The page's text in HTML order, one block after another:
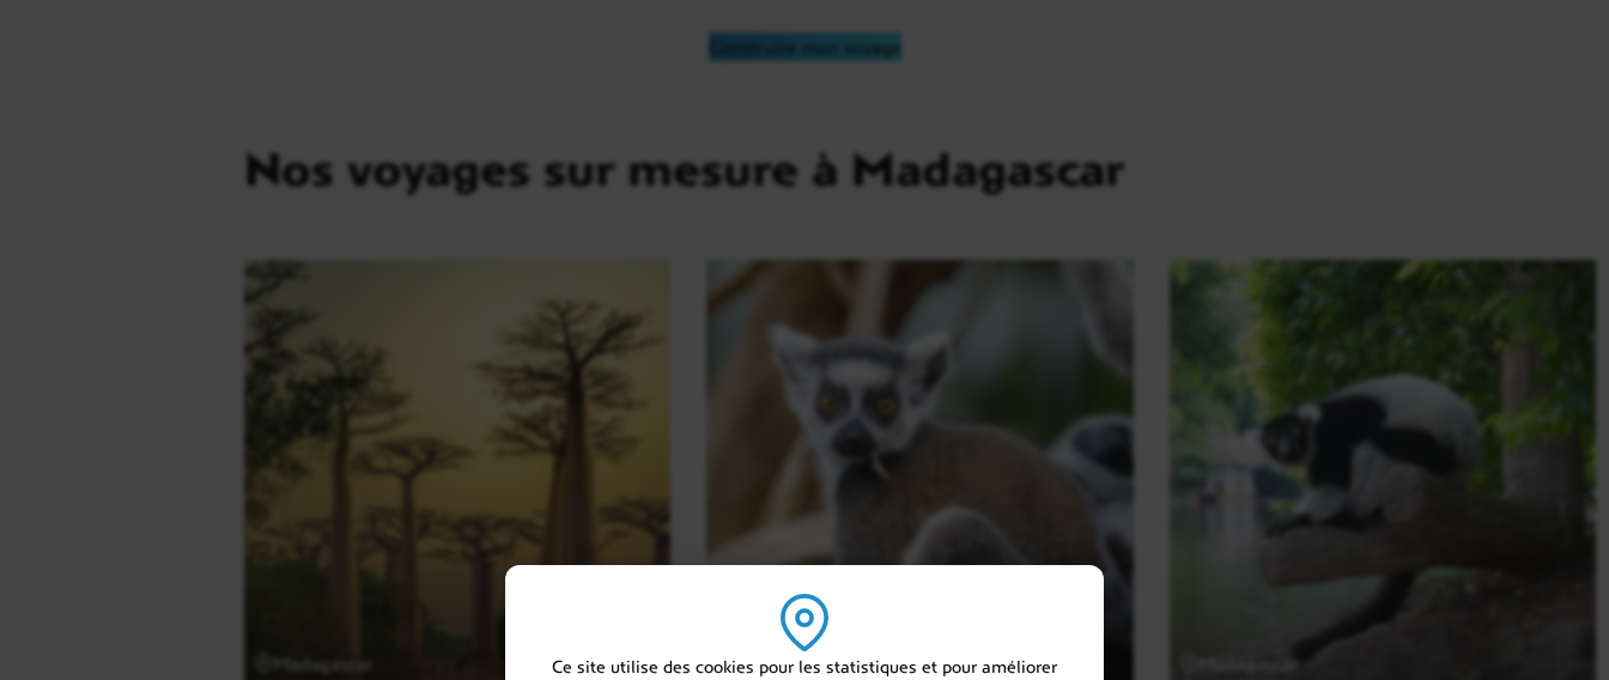
Ce site utilise des cookies pour les statistiques et pour améliorer
Construire mon voyage
Nos voyages sur mesure à Madagascar
Madagascar
Madagascar
Madagascar